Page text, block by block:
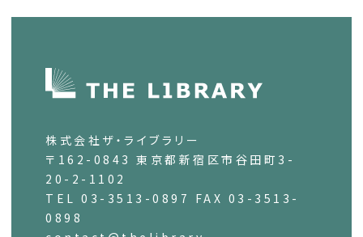
株式会社ザ・ライブラリー
〒162-0843 東京都新宿区市谷田町3-
20-2-1102
TEL 03-3513-0897 FAX 03-3513-
0898